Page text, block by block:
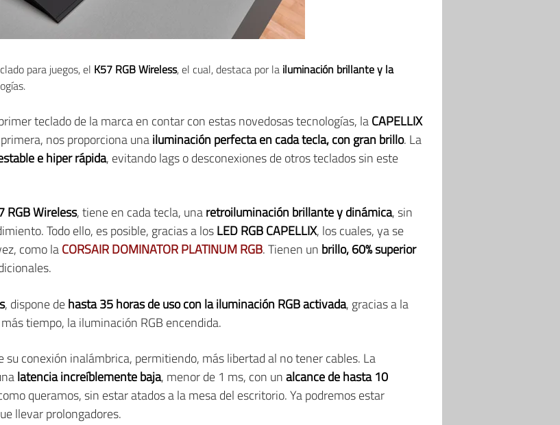
para juegos, el K57 RGB Wireless, el cual, destaca por la iluminación brillante y la
teclado de la marca en contar con estas novedosas tecnologías, laCAPELLIX
nos proporciona unailuminación perfecta en cada tecla, con gran brillo. La
e hiper rápida, evitando lags o desconexiones de otros teclados sin este
RGB Wireless, tiene en cada tecla, unaretroiluminación brillante y dinámica, sin
Todo ello, es posible, gracias a losLED RGB CAPELLIX, los cuales, ya se
como laCORSAIR DOMINATOR PLATINUM RGB. Tienen un brillo, 60% superior
, dispone dehasta 35 horas de uso con la iluminación RGB activada, gracias a la
tiempo, la iluminación RGB encendida.
su conexión inalámbrica, permitiendo, más libertad al no tener cables. La
latencia increíblemente baja, menor de 1 ms, con unalcance de hasta 10
queramos, sin estar atados a la mesa del escritorio. Ya podremos estar
llevar prolongadores.